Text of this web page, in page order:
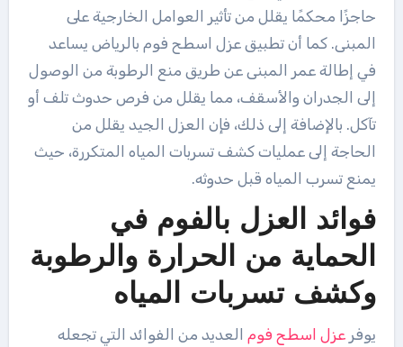
حاجزًا محكمًا يقلل من تأثير العوامل الخارجية على
المبنى. كما أن تطبيق عزل اسطح فوم بالرياض يساعد
في إطالة عمر المبنى عن طريق منع الرطوبة من الوصول
إلى الجدران والأسقف، مما يقلل من فرص حدوث تلف أو
تآكل. بالإضافة إلى ذلك، فإن العزل الجيد يقلل من
الحاجة إلى عمليات كشف تسربات المياه المتكررة، حيث
يمنع تسرب المياه قبل حدوثه.
فوائد العزل بالفوم في
الحماية من الحرارة والرطوبة
وكشف تسربات المياه
يوفر عزل اسطح فوم العديد من الفوائد التي تجعله